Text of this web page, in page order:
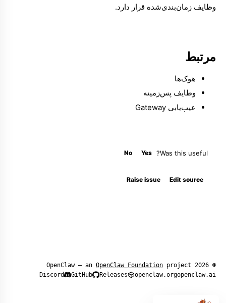
وظایف زمان‌بندی‌شده قرار دارد.
مرتبط
هوک‌ها
وظایف پس‌زمینه
عیب‌یابی Gateway
Was this useful?
Yes
No
Edit source
Raise issue
© 2026 OpenClaw — an
OpenClaw Foundation project
openclaw.ai
openclaw.org
Releases
GitHub
Discord